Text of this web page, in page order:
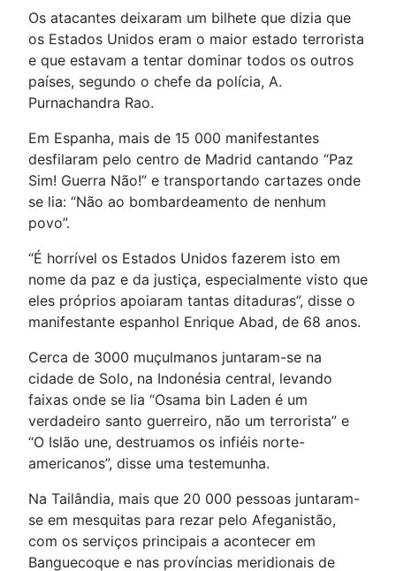
Os atacantes deixaram um bilhete que dizia que
os Estados Unidos eram o maior estado terrorista
e que estavam a tentar dominar todos os outros
países, segundo o chefe da polícia, A.
Purnachandra Rao.
Em Espanha, mais de 15 000 manifestantes
desfilaram pelo centro de Madrid cantando “Paz
Sim! Guerra Não!” e transportando cartazes onde
se lia: “Não ao bombardeamento de nenhum
povo”.
“É horrível os Estados Unidos fazerem isto em
nome da paz e da justiça, especialmente visto que
eles próprios apoiaram tantas ditaduras”, disse o
manifestante espanhol Enrique Abad, de 68 anos.
Cerca de 3000 muçulmanos juntaram-se na
cidade de Solo, na Indonésia central, levando
faixas onde se lia “Osama bin Laden é um
verdadeiro santo guerreiro, não um terrorista” e
“O Islão une, destruamos os infiéis norte-
americanos”, disse uma testemunha.
Na Tailândia, mais que 20 000 pessoas juntaram-
se em mesquitas para rezar pelo Afeganistão,
com os serviços principais a acontecer em
Banguecoque e nas províncias meridionais de